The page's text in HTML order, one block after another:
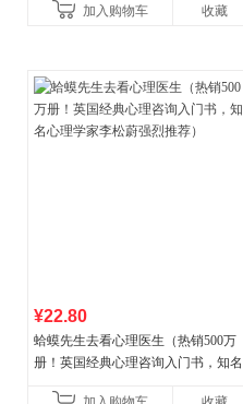
菘、张军、周黎安、王烁联
加入购物车 收藏
¥22.80
蛤蟆先生去看心理医生（热销500万
册！英国经典心理咨询入门书，知名